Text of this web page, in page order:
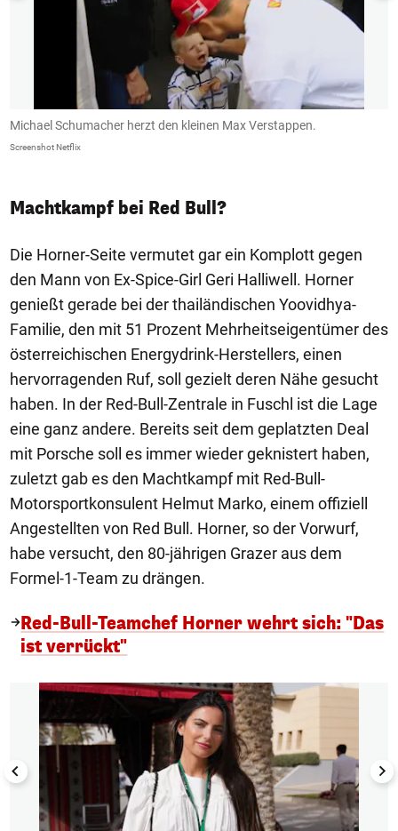
Michael Schumacher herzt den kleinen Max Verstappen.
Screenshot Netflix
Machtkampf bei Red Bull?
Die Horner-Seite vermutet gar ein Komplott gegen
den Mann von Ex-Spice-Girl Geri Halliwell. Horner
genießt gerade bei der thailändischen Yoovidhya-
Familie, den mit 51 Prozent Mehrheitseigentümer des
österreichischen Energydrink-Herstellers, einen
hervorragenden Ruf, soll gezielt deren Nähe gesucht
haben. In der Red-Bull-Zentrale in Fuschl ist die Lage
eine ganz andere. Bereits seit dem geplatzten Deal
mit Porsche soll es immer wieder geknistert haben,
zuletzt gab es den Machtkampf mit Red-Bull-
Motorsportkonsulent Helmut Marko, einem offiziell
Angestellten von Red Bull. Horner, so der Vorwurf,
habe versucht, den 80-jährigen Grazer aus dem
Formel-1-Team zu drängen.
Red-Bull-Teamchef Horner wehrt sich: "Das
ist verrückt"
1/15